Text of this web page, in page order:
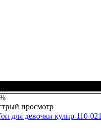
просмотр
для девочки кулир 110-021